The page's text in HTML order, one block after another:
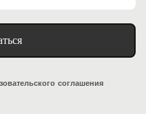
соглашения